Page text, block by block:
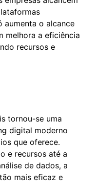
aumenta o alcance
melhora a eficiência
recursos e
tornou-se uma
digital moderno
que oferece.
e recursos até a
de dados, a
mais eficaz e